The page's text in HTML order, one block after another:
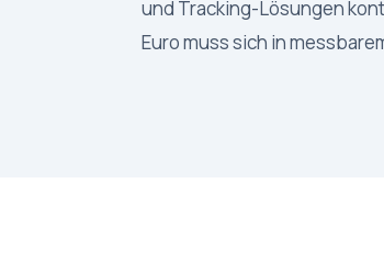
und Tracking-Lösungen
Euro muss sich in